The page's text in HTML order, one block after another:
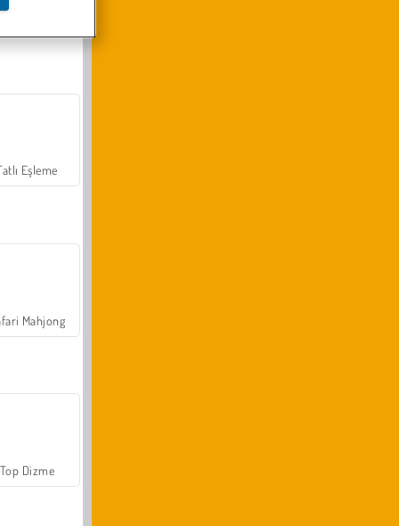
Eşleme
Mahjong
Top Dizme